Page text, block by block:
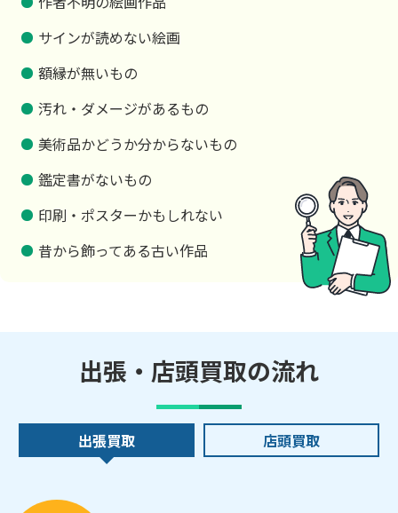
サインが読めない絵画
額縁が無いもの
汚れ・ダメージがあるもの
美術品かどうか分からないもの
鑑定書がないもの
印刷・ポスターかもしれない
昔から飾ってある古い作品
出張・店頭買取の流れ
出張買取 店頭買取